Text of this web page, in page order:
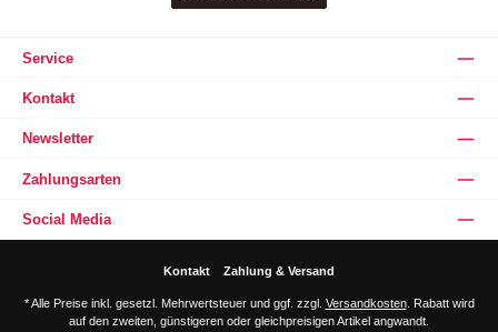
Service
Kontakt
Newsletter
Zahlungsarten
Social Media
Kontakt Zahlung & Versand
* Alle Preise inkl. gesetzl. Mehrwertsteuer und ggf. zzgl. Versandkosten. Rabatt wird
auf den zweiten, günstigeren oder gleichpreisigen Artikel angwandt.